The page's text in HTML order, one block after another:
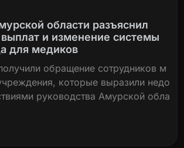
области разъяснил
и изменение системы
для медиков
обращение сотрудников м
которые выразили недо
руководства Амурской обла